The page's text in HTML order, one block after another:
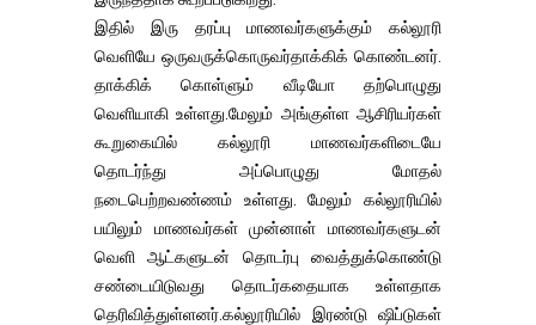
இதில் இரு தரப்பு மாணவர்களுக்கும் கல்லூரி
வெளியே ஒருவருக்கொருவர்தாக்கிக் கொண்டனர்.
தாக்கிக் கொள்ளும் வீடியோ தற்பொழுது
வெளியாகி உள்ளது.மேலும் அங்குள்ள ஆசிரியர்கள்
கூறுகையில் கல்லூரி மாணவர்களிடையே
தொடர்ந்து அப்பொழுது மோதல்
நடைபெற்றவண்ணம் உள்ளது. மேலும் கல்லூரியில்
பயிலும் மாணவர்கள் முன்னாள் மாணவர்களுடன்
வெளி ஆட்களுடன் தொடர்பு வைத்துக்கொண்டு
சண்டையிடுவது தொடர்கதையாக உள்ளதாக
தெரிவித்துள்ளனர்.கல்லூரியில் இரண்டு ஷிப்டுகள்